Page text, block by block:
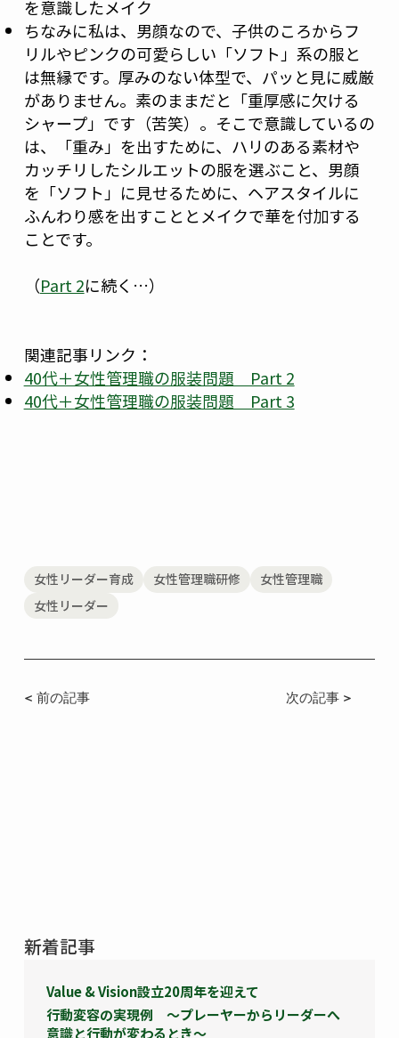
Value & Vision設立20周年を迎えて
行動変容の実現例 ～プレーヤーからリーダーへ
意識と行動が変わるとき～
新着記事
< 前の記事 次の記事 >
女性リーダー育成 女性管理職研修
女性管理職
女性リーダー
を意識したメイク
ちなみに私は、男顔なので、子供のころからフ
リルやピンクの可愛らしい「ソフト」系の服と
は無縁です。厚みのない体型で、パッと見に威厳
がありません。素のままだと「重厚感に欠ける
シャープ」です（苦笑）。そこで意識しているの
は、「重み」を出すために、ハリのある素材や
カッチリしたシルエットの服を選ぶこと、男顔
を「ソフト」に見せるために、ヘアスタイルに
ふんわり感を出すこととメイクで華を付加する
ことです。
（Part 2に続く…）
関連記事リンク：
40代＋女性管理職の服装問題 Part 2
40代＋女性管理職の服装問題 Part 3